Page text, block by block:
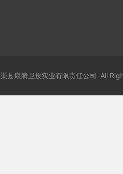
渠县康腾卫投实业有限责任公司 All